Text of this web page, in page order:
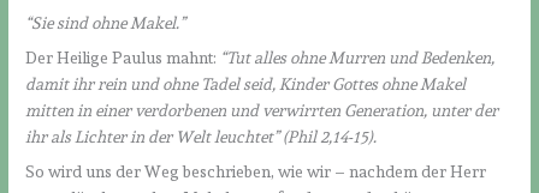
“Sie sind ohne Makel.”
Der Heilige Paulus mahnt: “Tut alles ohne Murren und Bedenken,
damit ihr rein und ohne Tadel seid, Kinder Gottes ohne Makel
mitten in einer verdorbenen und verwirrten Generation, unter der
ihr als Lichter in der Welt leuchtet” (Phil 2,14-15).
So wird uns der Weg beschrieben, wie wir – nachdem der Herr